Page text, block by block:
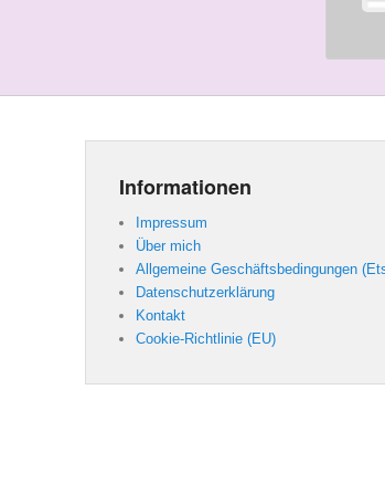
Informationen
Impressum
Über mich
Allgemeine Geschäftsbedingungen
Datenschutzerklärung
Kontakt
Cookie-Richtlinie (EU)